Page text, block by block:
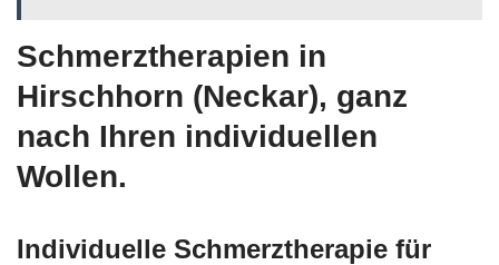
Schmerztherapien in
Hirschhorn (Neckar), ganz
nach Ihren individuellen
Wollen.
Individuelle Schmerztherapie für